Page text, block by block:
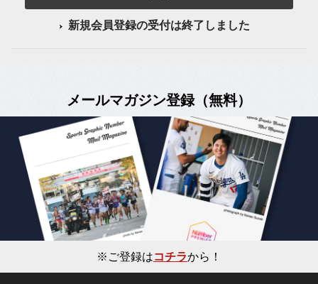
新規会員登録の受付は終了しました
メールマガジン登録（無料）
※ご登録はコチラから！